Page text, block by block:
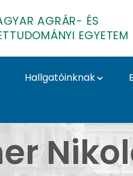
AGRÁR- ÉS
EGYETEM
Hallgatóinknak